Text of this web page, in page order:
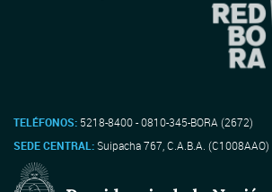
TELÉFONOS: 5218-8400 - 0810-345-BORA (2672)
SEDE CENTRAL:Suipacha 767, C.A.B.A. (C1008AAO)